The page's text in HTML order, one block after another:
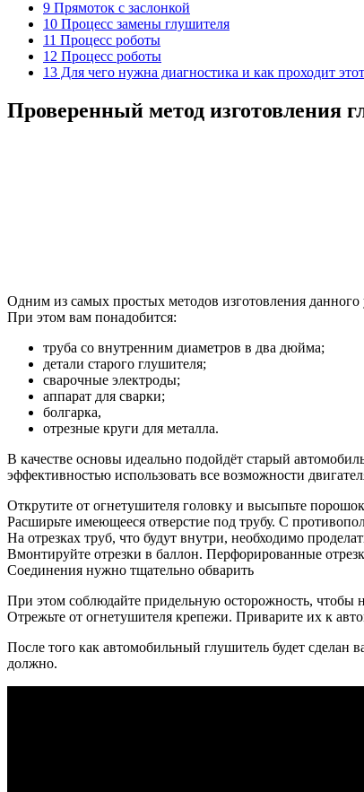
9 Прямоток с заслонкой
10 Процесс замены глушителя
11 Процесс роботы
12 Процесс роботы
13 Для чего нужна диагностика и как проходит
Проверенный метод изготовления
Одним из самых простых методов изготовления данного
При этом вам понадобится:
труба со внутренним диаметров в два дюйма;
детали старого глушителя;
сварочные электроды;
аппарат для сварки;
болгарка,
отрезные круги для металла.
В качестве основы идеально подойдёт старый
эффективностью использовать все возможности
Открутите от огнетушителя головку и высыпьте
Расширьте имеющееся отверстие под трубу. С
На отрезках труб, что будут внутри, необходимо
Вмонтируйте отрезки в баллон. Перфорированные
Соединения нужно тщательно обварить
При этом соблюдайте придельную осторожность, чтобы
Отрежьте от огнетушителя крепежи. Приварите их к
После того как автомобильный глушитель будет сделан
должно.